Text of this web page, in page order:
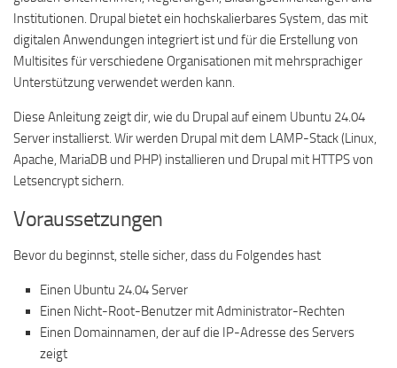
Institutionen. Drupal bietet ein hochskalierbares System, das mit
digitalen Anwendungen integriert ist und für die Erstellung von
Multisites für verschiedene Organisationen mit mehrsprachiger
Unterstützung verwendet werden kann.
Diese Anleitung zeigt dir, wie du Drupal auf einem Ubuntu 24.04
Server installierst. Wir werden Drupal mit dem LAMP-Stack (Linux,
Apache, MariaDB und PHP) installieren und Drupal mit HTTPS von
Letsencrypt sichern.
Voraussetzungen
Bevor du beginnst, stelle sicher, dass du Folgendes hast
Einen Ubuntu 24.04 Server
Einen Nicht-Root-Benutzer mit Administrator-Rechten
Einen Domainnamen, der auf die IP-Adresse des Servers
zeigt